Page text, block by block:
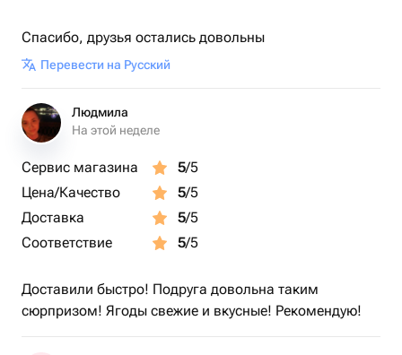
Спасибо, друзья остались довольны
Перевести на Русский
Людмила
На этой неделе
Сервис магазина 5/5
Цена/Качество
5/5
Доставка
5/5
Соответствие
5/5
Доставили быстро! Подруга довольна таким
сюрпризом! Ягоды свежие и вкусные! Рекомендую!